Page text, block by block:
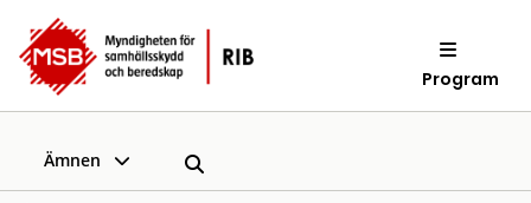
Program
Ämnen